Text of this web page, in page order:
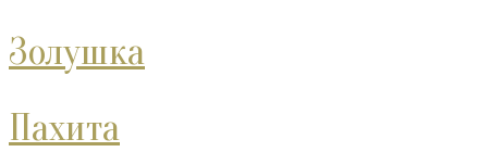
Золушка
Пахита